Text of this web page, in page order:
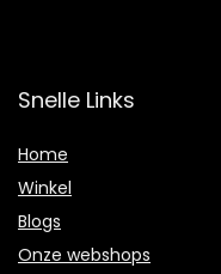
Snelle Links
Home
Winkel
Blogs
Onze webshops